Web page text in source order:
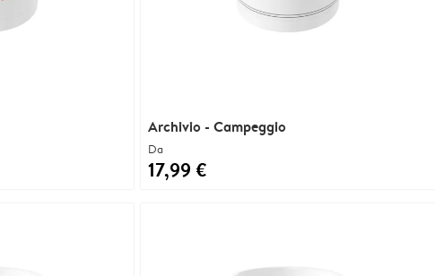
Archivio - Campeggio
Da
17,99 €